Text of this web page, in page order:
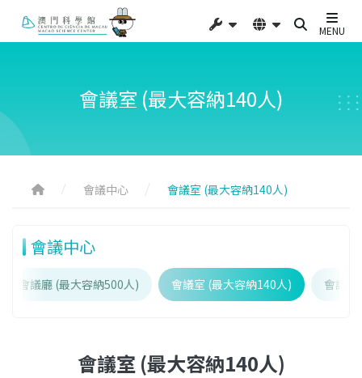
MENU
會議室 (最大容納140人)
會議中心 會議室 (最大容納140人)
會議中心
會議廳 (最大容納500人) 會議室 (最大容納140人) 會議中
會議室 (最大容納140人)